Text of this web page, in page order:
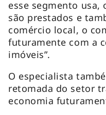
esse segmento usa,
são prestados e
comércio local, o
futuramente com a
imóveis”.
O especialista
retomada do setor
economia